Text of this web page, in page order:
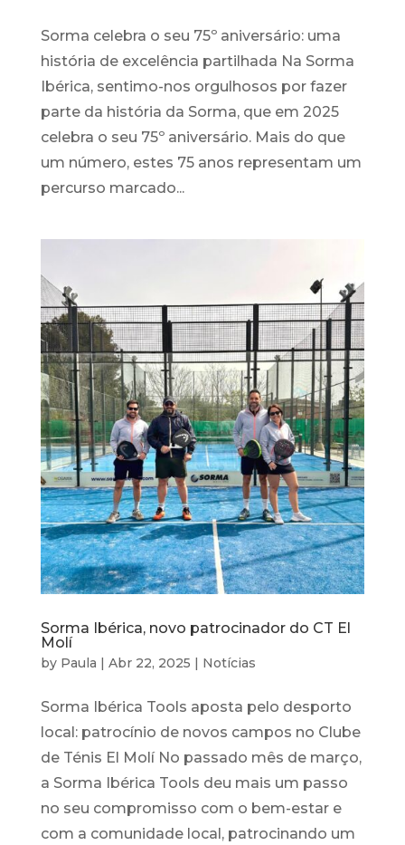
Sorma celebra o seu 75º aniversário: uma
história de excelência partilhada Na Sorma
Ibérica, sentimo-nos orgulhosos por fazer
parte da história da Sorma, que em 2025
celebra o seu 75º aniversário. Mais do que
um número, estes 75 anos representam um
percurso marcado...
Sorma Ibérica, novo patrocinador do CT El
Molí
by Paula | Abr 22, 2025 | Notícias
Sorma Ibérica Tools aposta pelo desporto
local: patrocínio de novos campos no Clube
de Ténis El Molí No passado mês de março,
a Sorma Ibérica Tools deu mais um passo
no seu compromisso com o bem-estar e
com a comunidade local, patrocinando um